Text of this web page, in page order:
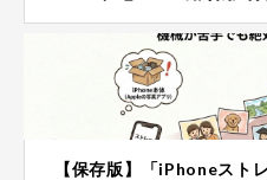
【保存版】「iPhoneスト